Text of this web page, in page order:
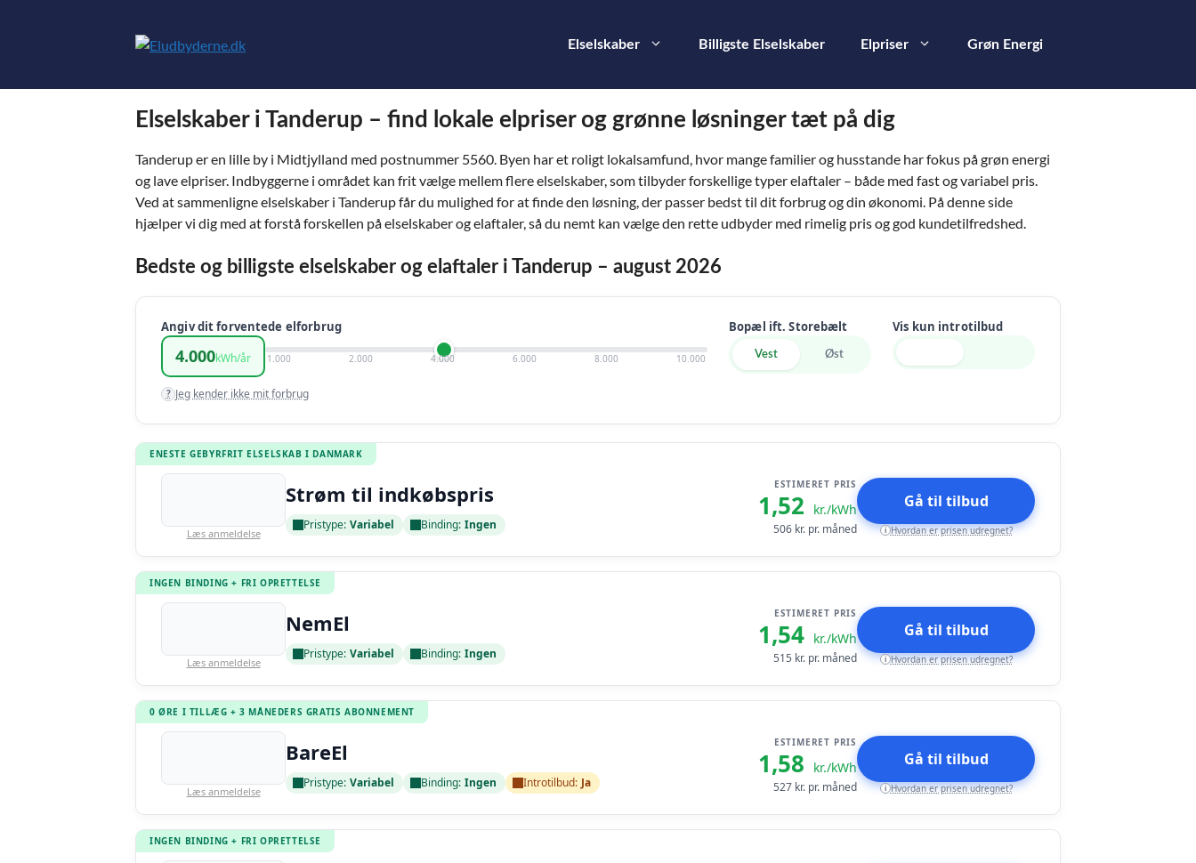
Elselskaber Billigste Elselskaber Elpriser Grøn Energi
Elselskaber i Tanderup – find lokale elpriser og grønne løsninger tæt på dig
Tanderup er en lille by i Midtjylland med postnummer 5560. Byen har et roligt lokalsamfund, hvor mange familier og husstande har fokus på grøn energi
og lave elpriser. Indbyggerne i området kan frit vælge mellem flere elselskaber, som tilbyder forskellige typer elaftaler – både med fast og variabel pris.
Ved at sammenligne elselskaber i Tanderup får du mulighed for at finde den løsning, der passer bedst til dit forbrug og din økonomi. På denne side
hjælper vi dig med at forstå forskellen på elselskaber og elaftaler, så du nemt kan vælge den rette udbyder med rimelig pris og god kundetilfredshed.
Bedste og billigste elselskaber og elaftaler i Tanderup – august 2026
Angiv dit forventede elforbrug
4.000kWh/år 1.000 2.000 4.000 6.000 8.000 10.000
? Jeg kender ikke mit forbrug
Bopæl ift. Storebælt
Vest Øst
Vis kun introtilbud
ENESTE GEBYRFRIT ELSELSKAB I DANMARK
Læs anmeldelse
Strøm til indkøbspris
Pristype: Variabel Binding: Ingen
ESTIMERET PRIS
1,52 kr./kWh
506 kr. pr. måned
Gå til tilbud
i Hvordan er prisen udregnet?
INGEN BINDING + FRI OPRETTELSE
Læs anmeldelse
NemEl
Pristype: Variabel Binding: Ingen
ESTIMERET PRIS
1,54 kr./kWh
515 kr. pr. måned
Gå til tilbud
i Hvordan er prisen udregnet?
0 ØRE I TILLÆG + 3 MÅNEDERS GRATIS ABONNEMENT
Læs anmeldelse
BareEl
Pristype: Variabel Binding: Ingen Introtilbud: Ja
ESTIMERET PRIS
1,58 kr./kWh
527 kr. pr. måned
Gå til tilbud
i Hvordan er prisen udregnet?
INGEN BINDING + FRI OPRETTELSE